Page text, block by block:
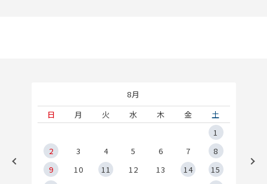
8月
日
月 火 水 木 金
土
1
2
3 4 5 6 7
8
9
10 11 12 13 14
15